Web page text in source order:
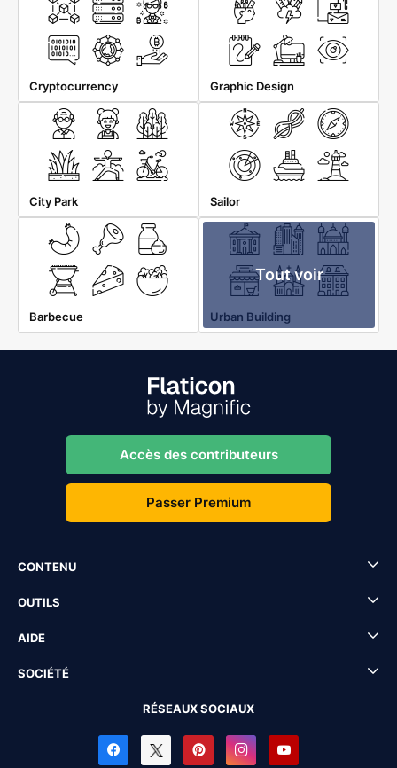
Cryptocurrency Graphic Design
City Park Sailor
Barbecue
Tout voir
Urban Building
Accès des contributeurs
Passer Premium
CONTENU
OUTILS
AIDE
SOCIÉTÉ
RÉSEAUX SOCIAUX